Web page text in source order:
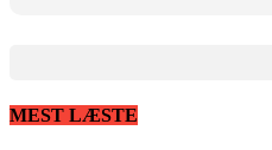
MEST LÆSTE